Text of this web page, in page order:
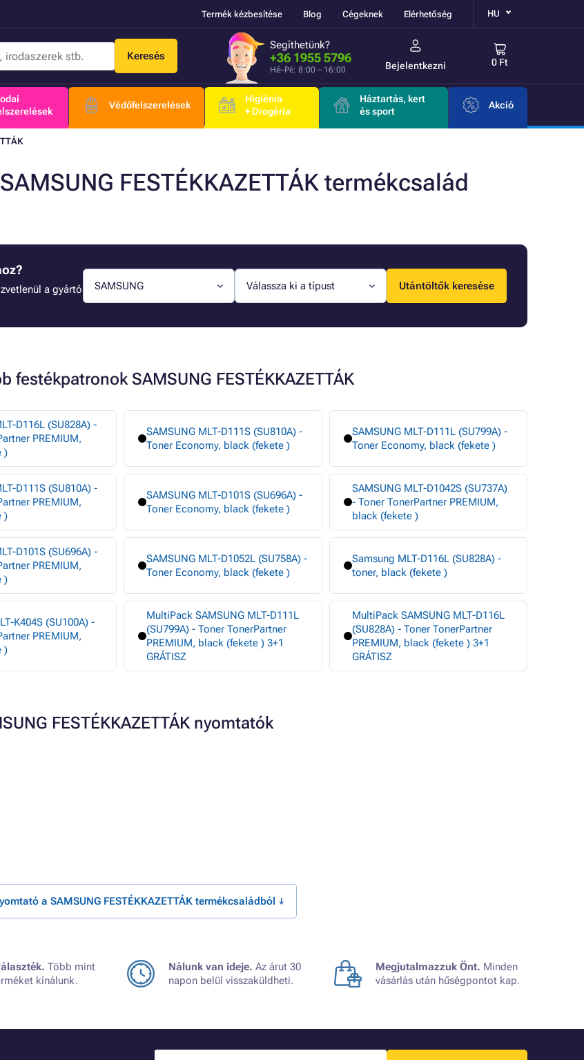
Termék kézbesítése Blog Cégeknek Elérhetőség HU
Keresés
Segíthetünk?
+36 1955 5796
Hé–Pé: 8:00 – 16:00 Bejelentkezni 0 Ft
Védőfelszerelések
Higiénia
+ Drogéria
Háztartás, kert
és sport
Akció
FESTÉKKAZETTÁK termékcsalád
a gyártó
SAMSUNG Válassza ki a típust Utántöltők keresése
festékpatronok SAMSUNG FESTÉKKAZETTÁK
D116L (SU828A) -
PREMIUM,
)
SAMSUNG MLT-D111S (SU810A) -
Toner Economy, black (fekete )
SAMSUNG MLT-D111L (SU799A) -
Toner Economy, black (fekete )
D111S (SU810A) -
PREMIUM,
)
SAMSUNG MLT-D101S (SU696A) -
Toner Economy, black (fekete )
SAMSUNG MLT-D1042S (SU737A)
- Toner TonerPartner PREMIUM,
black (fekete )
D101S (SU696A) -
PREMIUM,
)
SAMSUNG MLT-D1052L (SU758A) -
Toner Economy, black (fekete )
Samsung MLT-D116L (SU828A) -
toner, black (fekete )
K404S (SU100A) -
PREMIUM,
)
MultiPack SAMSUNG MLT-D111L
(SU799A) - Toner TonerPartner
PREMIUM, black (fekete ) 3+1
GRÁTISZ
MultiPack SAMSUNG MLT-D116L
(SU828A) - Toner TonerPartner
PREMIUM, black (fekete ) 3+1
GRÁTISZ
FESTÉKKAZETTÁK nyomtatók
a SAMSUNG FESTÉKKAZETTÁK termékcsaládból ↓
Több mint
kínálunk.
Nálunk van ideje. Az árut 30
napon belül visszaküldheti.
Megjutalmazzuk Önt. Minden
vásárlás után hűségpontot kap.